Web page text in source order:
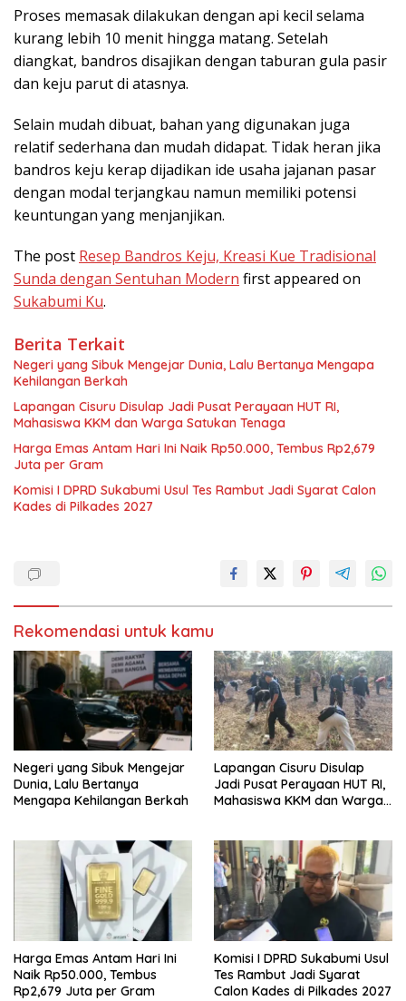
Proses memasak dilakukan dengan api kecil selama
kurang lebih 10 menit hingga matang. Setelah
diangkat, bandros disajikan dengan taburan gula pasir
dan keju parut di atasnya.
Selain mudah dibuat, bahan yang digunakan juga
relatif sederhana dan mudah didapat. Tidak heran jika
bandros keju kerap dijadikan ide usaha jajanan pasar
dengan modal terjangkau namun memiliki potensi
keuntungan yang menjanjikan.
The post Resep Bandros Keju, Kreasi Kue Tradisional
Sunda dengan Sentuhan Modern first appeared on
Sukabumi Ku.
Berita Terkait
Negeri yang Sibuk Mengejar Dunia, Lalu Bertanya Mengapa
Kehilangan Berkah
Lapangan Cisuru Disulap Jadi Pusat Perayaan HUT RI,
Mahasiswa KKM dan Warga Satukan Tenaga
Harga Emas Antam Hari Ini Naik Rp50.000, Tembus Rp2,679
Juta per Gram
Komisi I DPRD Sukabumi Usul Tes Rambut Jadi Syarat Calon
Kades di Pilkades 2027
Rekomendasi untuk kamu
Negeri yang Sibuk Mengejar
Dunia, Lalu Bertanya
Mengapa Kehilangan Berkah
Lapangan Cisuru Disulap
Jadi Pusat Perayaan HUT RI,
Mahasiswa KKM dan Warga
Harga Emas Antam Hari Ini
Naik Rp50.000, Tembus
Rp2,679 Juta per Gram
Komisi I DPRD Sukabumi Usul
Tes Rambut Jadi Syarat
Calon Kades di Pilkades 2027